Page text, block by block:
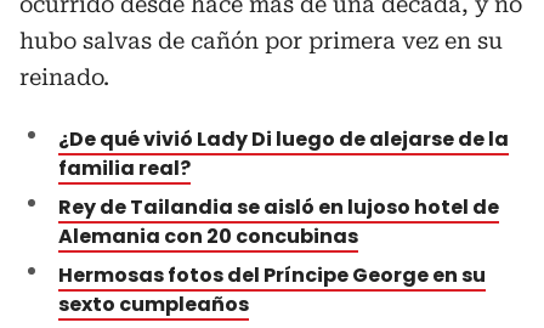
hubo salvas de cañón por primera vez en su
reinado.
¿De qué vivió Lady Di luego de alejarse de la
familia real?
Rey de Tailandia se aisló en lujoso hotel de
Alemania con 20 concubinas
Hermosas fotos del Príncipe George en su
sexto cumpleaños